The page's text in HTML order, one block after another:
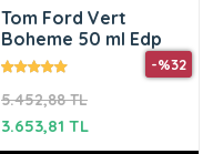
Tom Ford Vert
Boheme 50 ml Edp
5.452,88 TL
-%32
3.653,81 TL